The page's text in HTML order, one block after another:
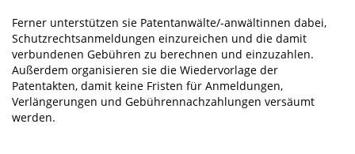
Ferner unterstützen sie Patentanwälte/-anwältinnen dabei,
Schutzrechtsanmeldungen einzureichen und die damit
verbundenen Gebühren zu berechnen und einzuzahlen.
Außerdem organisieren sie die Wiedervorlage der
Patentakten, damit keine Fristen für Anmeldungen,
Verlängerungen und Gebührennachzahlungen versäumt
werden.